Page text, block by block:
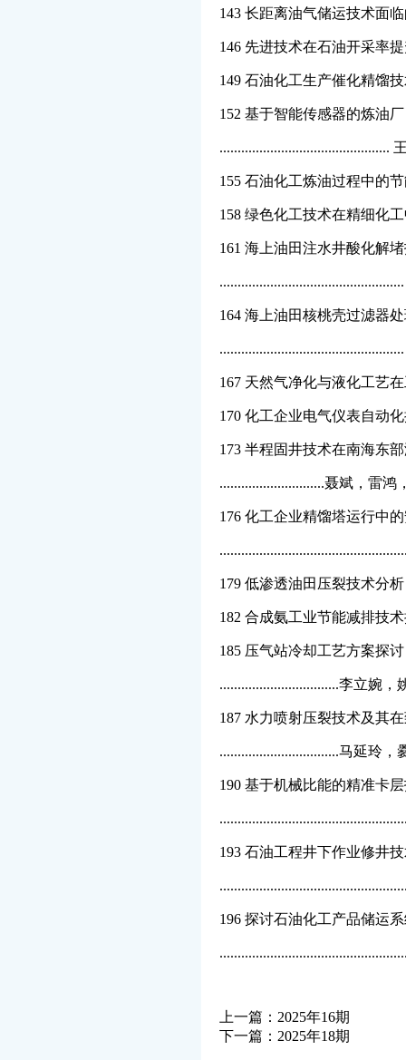
143 长距离油气储运技术面
146 先进技术在石油开采率
149 石油化工生产催化精馏
152 基于智能传感器的炼油
...............................................
155 石油化工炼油过程中的
158 绿色化工技术在精细化
161 海上油田注水井酸化解
164 海上油田核桃壳过滤器
167 天然气净化与液化工艺
170 化工企业电气仪表自动
173 半程固井技术在南海东
.............................聂斌，雷
176 化工企业精馏塔运行中
179 低渗透油田压裂技术分
182 合成氨工业节能减排技
185 压气站冷却工艺方案探讨
.................................李立婉
187 水力喷射压裂技术及其
.................................马延玲
190 基于机械比能的精准卡
193 石油工程井下作业修井
196 探讨石油化工产品储运
上一篇： 2025年16期
下一篇： 2025年18期